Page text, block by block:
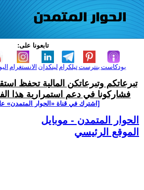
تابعونا على:
الانستغرام لينكدإن تيلكرامبنترست بودكاست
تبرعاتكم وتبرعاتكن المالية تحفظ
فشاركونا في دعم استمرارية هذا
[اشترك في قناة ‫«الحوار المتمدن»
الحوار المتمدن - موبايل
الموقع الرئيسي